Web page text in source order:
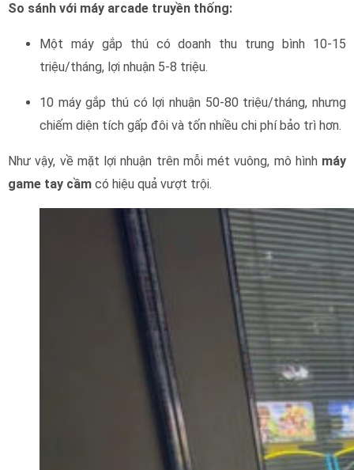
So sánh với máy arcade truyền thống:
Một máy gắp thú có doanh thu trung bình 10-15
triệu/tháng, lợi nhuận 5-8 triệu.
10 máy gắp thú có lợi nhuận 50-80 triệu/tháng, nhưng
chiếm diện tích gấp đôi và tốn nhiều chi phí bảo trì hơn.
Như vậy, về mặt lợi nhuận trên mỗi mét vuông, mô hình máy
game tay cầm có hiệu quả vượt trội.